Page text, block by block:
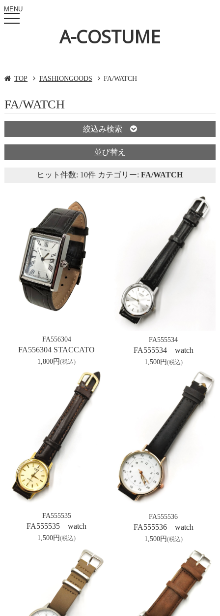
A-COSTUME
MENU
toggle
navigation
TOP FASHIONGOODS FA/WATCH
FA/WATCH
絞込み検索
並び替え
ヒット件数: 10件 カテゴリー:FA/WATCH
FA556304
FA556304 STACCATO
1,800円(税込)
FA555534
FA555534 watch
1,500円(税込)
FA555535
FA555535 watch
1,500円(税込)
FA555536
FA555536 watch
1,500円(税込)